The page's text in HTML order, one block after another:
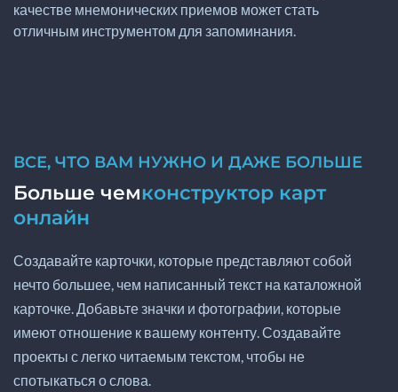
качестве мнемонических приемов может стать
отличным инструментом для запоминания.
ВСЕ, ЧТО ВАМ НУЖНО И ДАЖЕ БОЛЬШЕ
Больше чемконструктор карт
онлайн
Создавайте карточки, которые представляют собой
нечто большее, чем написанный текст на каталожной
карточке. Добавьте значки и фотографии, которые
имеют отношение к вашему контенту. Создавайте
проекты с легко читаемым текстом, чтобы не
спотыкаться о слова.